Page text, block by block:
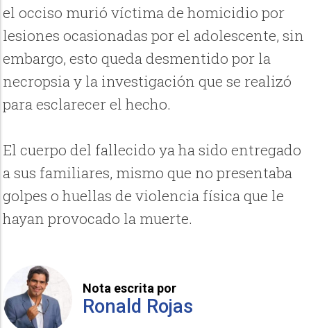
el occiso murió víctima de homicidio por
lesiones ocasionadas por el adolescente, sin
embargo, esto queda desmentido por la
necropsia y la investigación que se realizó
para esclarecer el hecho.
El cuerpo del fallecido ya ha sido entregado
a sus familiares, mismo que no presentaba
golpes o huellas de violencia física que le
hayan provocado la muerte.
Nota escrita por
Ronald Rojas